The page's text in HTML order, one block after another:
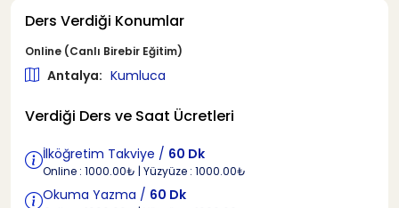
Ders Verdiği Konumlar
Online (Canlı Birebir Eğitim)
Antalya: Kumluca
Verdiği Ders ve Saat Ücretleri
İlköğretim Takviye / 60 Dk
Online : 1000.00₺ | Yüzyüze : 1000.00₺
Okuma Yazma / 60 Dk